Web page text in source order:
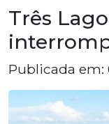
Três
Publicada em: